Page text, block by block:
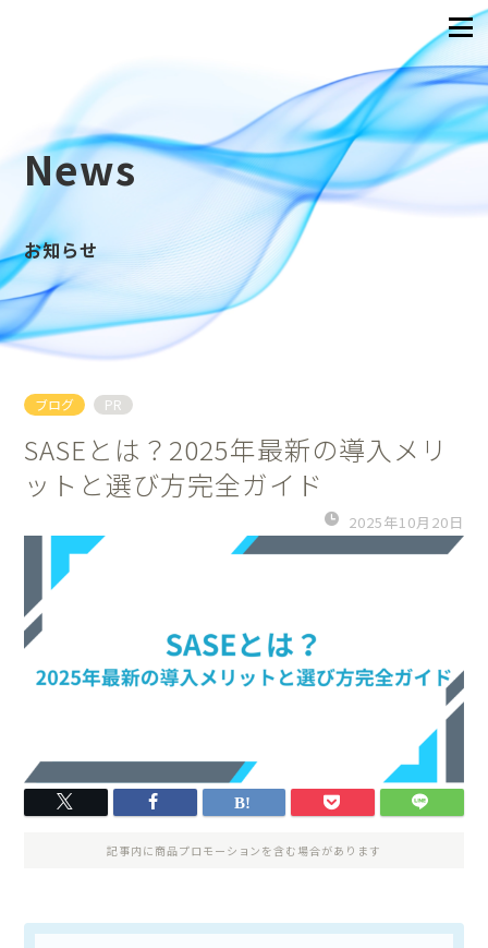
News
お知らせ
ブログ PR
SASEとは？2025年最新の導入メリ
ットと選び方完全ガイド
2025年10月20日
記事内に商品プロモーションを含む場合があります